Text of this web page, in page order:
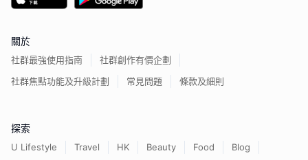
關於
社群最強使用指南
社群創作有價企劃
社群焦點功能及升級計劃
常見問題 條款及細則
探索
U Lifestyle Travel HK Beauty Food
Blog